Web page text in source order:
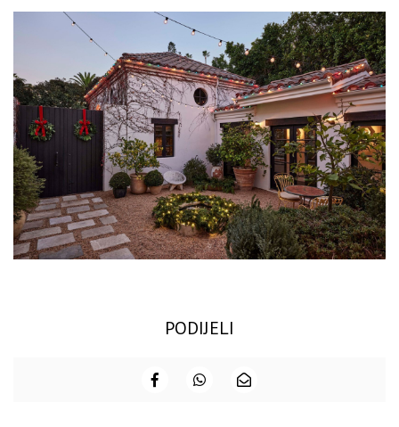
PODIJELI